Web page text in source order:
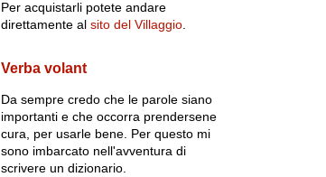
Per acquistarli potete andare
direttamente al sito del Villaggio.
Verba volant
Da sempre credo che le parole siano
importanti e che occorra prendersene
cura, per usarle bene. Per questo mi
sono imbarcato nell'avventura di
scrivere un dizionario.